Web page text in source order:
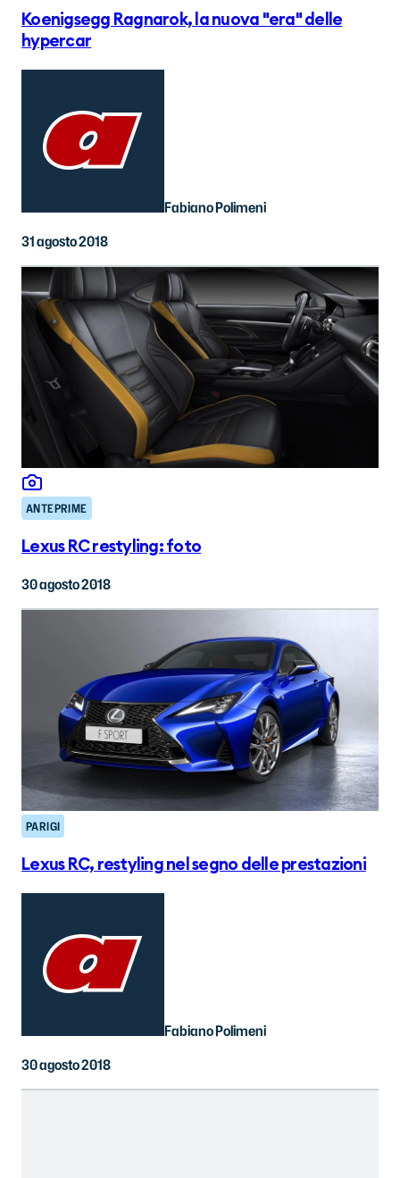
Koenigsegg Ragnarok, la nuova "era" delle
hypercar
Fabiano Polimeni
31 agosto 2018
ANTEPRIME
Lexus RC restyling: foto
30 agosto 2018
PARIGI
Lexus RC, restyling nel segno delle prestazioni
Fabiano Polimeni
30 agosto 2018